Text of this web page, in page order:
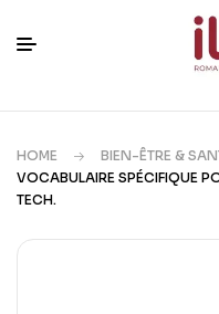
HOME BIEN-ÊTRE &
VOCABULAIRE SPÉCIFIQUE
TECH.